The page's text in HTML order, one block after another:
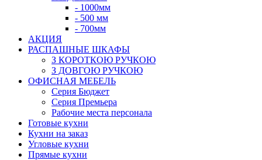
- 1000мм
- 500 мм
- 700мм
АКЦИЯ
РАСПАШНЫЕ ШКАФЫ
З КОРОТКОЮ РУЧКОЮ
З ДОВГОЮ РУЧКОЮ
ОФИСНАЯ МЕБЕЛЬ
Серия Бюджет
Серия Премьера
Рабочие места персонала
Готовые кухни
Кухни на заказ
Угловые кухни
Прямые кухни